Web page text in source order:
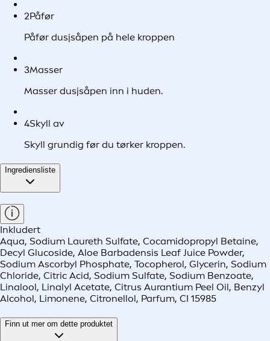
2Påfør
Påfør dusjsåpen på hele kroppen
3Masser
Masser dusjsåpen inn i huden.
4Skyll av
Skyll grundig før du tørker kroppen.
Ingrediensliste
Inkludert
Aqua, Sodium Laureth Sulfate, Cocamidopropyl Betaine,
Decyl Glucoside, Aloe Barbadensis Leaf Juice Powder,
Sodium Ascorbyl Phosphate, Tocopherol, Glycerin, Sodium
Chloride, Citric Acid, Sodium Sulfate, Sodium Benzoate,
Linalool, Linalyl Acetate, Citrus Aurantium Peel Oil, Benzyl
Alcohol, Limonene, Citronellol, Parfum, CI 15985
Finn ut mer om dette produktet